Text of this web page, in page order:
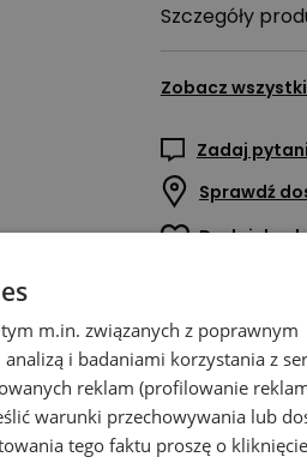
Szczegóły
Zobacz
Zadaj
Sprawdź
Dodaj do
m.in. związanych z poprawnym
i badaniami korzystania z
reklam (profilowanie
warunki przechowywania lub
tego faktu proszę o